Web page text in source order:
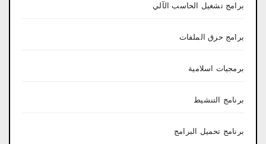
برامج تشغيل الحاسب الآلي
برامج حرق الملفات
برمجيات اسلامية
برنامج التنشيط
برنامج تحميل البرامج